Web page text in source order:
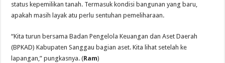
status kepemilikan tanah. Termasuk kondisi bangunan yang baru,
apakah masih layak atu perlu sentuhan pemeliharaan.
“Kita turun bersama Badan Pengelola Keuangan dan Aset Daerah
(BPKAD) Kabupaten Sanggau bagian aset. Kita lihat setelah ke
lapangan,” pungkasnya. (Ram)